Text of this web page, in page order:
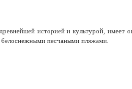
историей и культурой, имеет
песчаными пляжами.